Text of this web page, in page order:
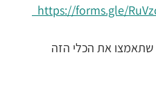
https://forms.gle/
שתאמצו את הכלי הזה